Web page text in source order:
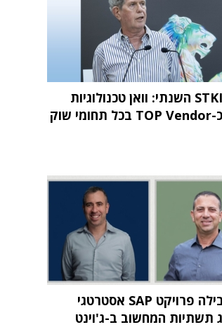
מחקר STKI השנתי: וואן טכנולוגיות
דורגה כ-TOP Vendor בכל תחומי שוק
וואן הובילה פרויקט SAP אסטרטגי
תשתיות המחשוב ב-ג'וינט